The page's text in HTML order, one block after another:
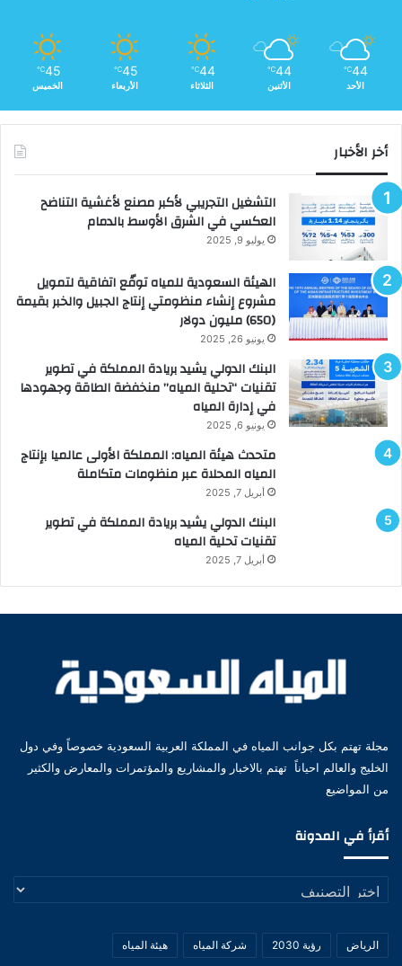
44
℃
الأحد
44
℃
الأثنين
44
℃
الثلاثاء
45
℃
الأربعاء
45
℃
الخميس
أخر الأخبار
التشغيل التجريبي لأكبر مصنع لأغشية التناضح
العكسي في الشرق الأوسط بالدمام
يوليو 9, 2025
الهيئة السعودية للمياه توقّع اتفاقية لتمويل
مشروع إنشاء منظومتي إنتاج الجبيل والخبر بقيمة
(650) مليون دولار
يونيو 26, 2025
البنك الدولي يشيد بريادة المملكة في تطوير
تقنيات “تحلية المياه” منخفضة الطاقة وجهودها
في إدارة المياه
يونيو 6, 2025
متحدث هيئة المياه: المملكة الأولى عالميا بإنتاج
المياه المحلاة عبر منظومات متكاملة
أبريل 7, 2025
البنك الدولي يشيد بريادة المملكة في تطوير
تقنيات تحلية المياه
أبريل 7, 2025
مجلة تهتم بكل جوانب المياه في المملكة العربية السعودية خصوصاً وفي دول
الخليج والعالم احياناً تهتم بالاخبار والمشاريع والمؤتمرات والمعارض والكثير
من المواضيع
أقرأ في المدونة
أقرأ
في
الرياض رؤية 2030 شركة المياه هيئة المياه